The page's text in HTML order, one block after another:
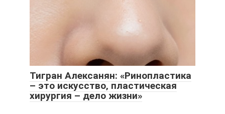
Тигран Алексанян: «Ринопластика
– это искусство‚ пластическая
хирургия – дело жизни»